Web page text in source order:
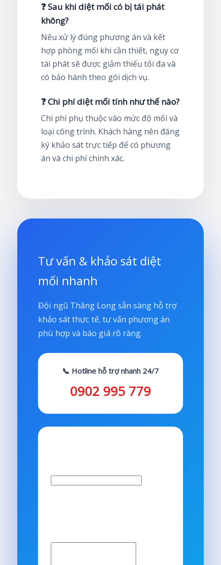
❓ Sau khi diệt mối có bị tái phát
không?
Nếu xử lý đúng phương án và kết
hợp phòng mối khi cần thiết, nguy cơ
tái phát sẽ được giảm thiểu tối đa và
có bảo hành theo gói dịch vụ.
❓ Chi phí diệt mối tính như thế nào?
Chi phí phụ thuộc vào mức độ mối và
loại công trình. Khách hàng nên đăng
ký khảo sát trực tiếp để có phương
án và chi phí chính xác.
Tư vấn & khảo sát diệt
mối nhanh
Đội ngũ Thăng Long sẵn sàng hỗ trợ
khảo sát thực tế, tư vấn phương án
phù hợp và báo giá rõ ràng.
📞 Hotline hỗ trợ nhanh 24/7
0902 995 779